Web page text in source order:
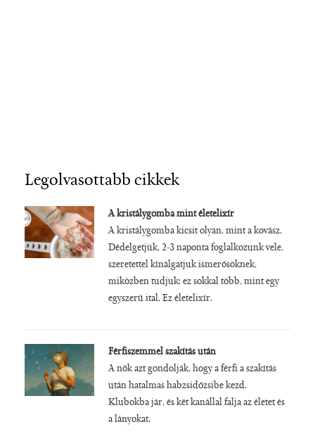
Legolvasottabb cikkek
A kristálygomba mint életelixír
A kristálygomba kicsit olyan, mint a kovász.
Dédelgetjük, 2-3 naponta foglalkozunk vele,
szeretettel kínálgatjuk ismerősöknek,
miközben tudjuk: ez sokkal több, mint egy
egyszerű ital. Ez életelixír.
Férfiszemmel szakítás után
A nők azt gondolják, hogy a férfi a szakítás
után hatalmas habzsidőzsibe kezd.
Klubokba jár, és két kanállal falja az életet és
a lányokat.